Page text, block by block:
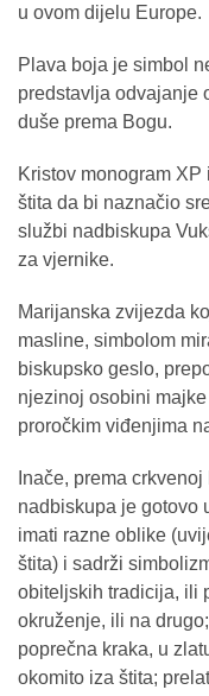
u ovom dijelu Europe.
Plava boja je simbol
predstavlja odvajanje
duše prema Bogu.
Kristov monogram
štita da bi naznačio
službi nadbiskupa
za vjernike.
Marijanska zvijezda
masline, simbolom
biskupsko geslo,
njezinoj osobini
proročkim viđenjima
Inače, prema
nadbiskupa je gotovo
imati razne oblike
štita) i sadrži
obiteljskih tradicija, ili
okruženje, ili na
poprečna kraka, u
okomito iza štita;